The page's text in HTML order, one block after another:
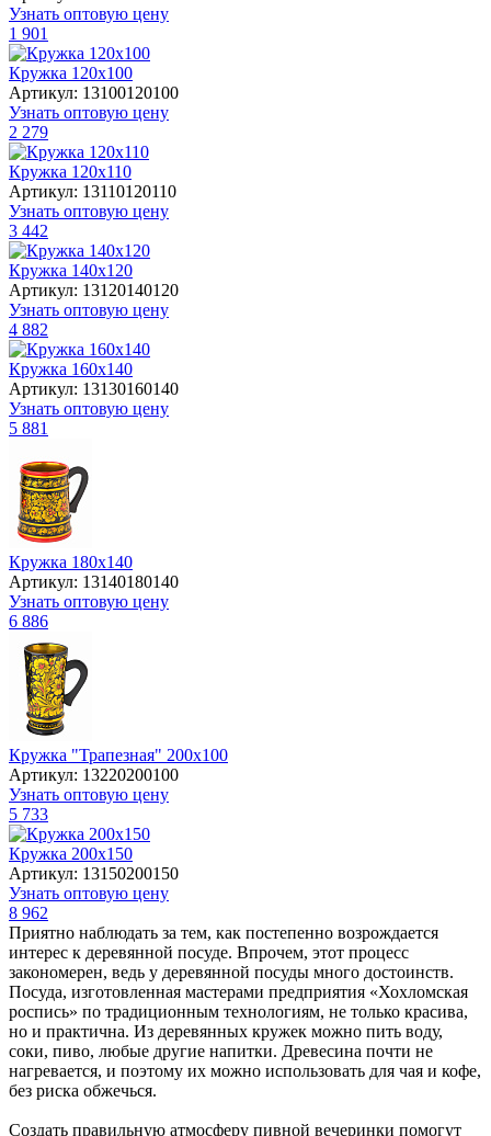
Узнать оптовую цену
1 901
Кружка 120х100
Артикул: 13100120100
Узнать оптовую цену
2 279
Кружка 120х110
Артикул: 13110120110
Узнать оптовую цену
3 442
Кружка 140х120
Артикул: 13120140120
Узнать оптовую цену
4 882
Кружка 160х140
Артикул: 13130160140
Узнать оптовую цену
5 881
Кружка 180х140
Артикул: 13140180140
Узнать оптовую цену
6 886
Кружка "Трапезная" 200х100
Артикул: 13220200100
Узнать оптовую цену
5 733
Кружка 200х150
Артикул: 13150200150
Узнать оптовую цену
8 962
Приятно наблюдать за тем, как постепенно возрождается
интерес к деревянной посуде. Впрочем, этот процесс
закономерен, ведь у деревянной посуды много достоинств.
Посуда, изготовленная мастерами предприятия «Хохломская
роспись» по традиционным технологиям, не только красива,
но и практична. Из деревянных кружек можно пить воду,
соки, пиво, любые другие напитки. Древесина почти не
нагревается, и поэтому их можно использовать для чая и кофе,
без риска обжечься.
Создать правильную атмосферу пивной вечеринки помогут